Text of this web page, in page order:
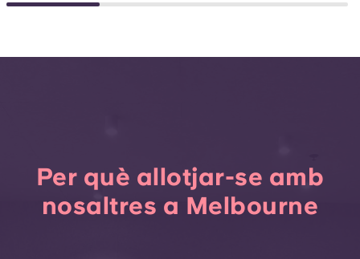
Per què allotjar-se amb
nosaltres a Melbourne